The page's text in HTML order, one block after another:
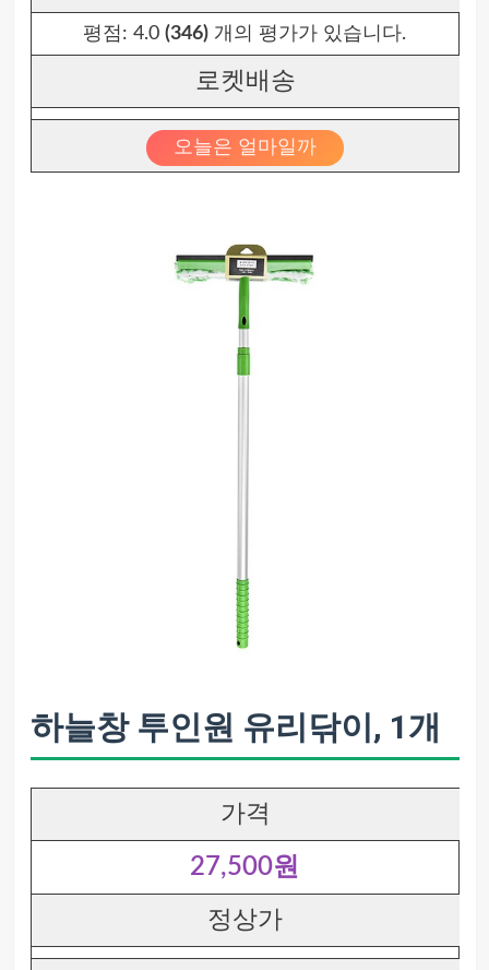
평점: 4.0 (346) 개의 평가가 있습니다.
로켓배송
오늘은 얼마일까
하늘창 투인원 유리닦이, 1개
가격
27,500원
정상가